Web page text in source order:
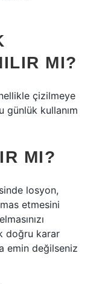
MI?
çizilmeye
günlük kullanım
MI?
losyon,
etmesini
doğru karar
emin değilseniz